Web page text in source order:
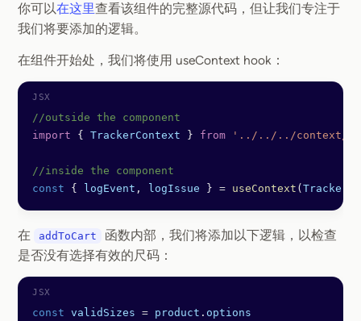
你可以在这里查看该组件的完整源代码，但让我们专注于
我们将要添加的逻辑。
在组件开始处，我们将使用 useContext hook：
//outside the component
import { TrackerContext } from '../../../context/
//inside the component
const { logEvent , logIssue } = useContext (
在 addToCart
函数内部，我们将添加以下逻辑，以检查
是否没有选择有效的尺码：
const validSizes = product . options